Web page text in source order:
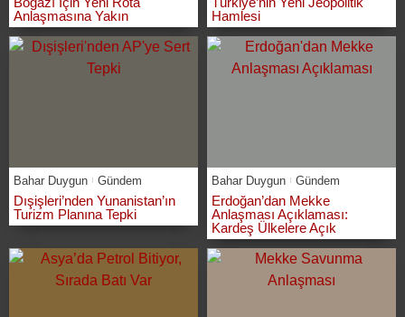
Anlaşmasına Yakın
Hamlesi
Bahar Duygun Gündem
Dışişleri’nden Yunanistan’ın
Turizm Planına Tepki
Bahar Duygun Gündem
Erdoğan’dan Mekke
Anlaşması Açıklaması:
Kardeş Ülkelere Açık